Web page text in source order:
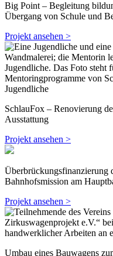
Big Point – Begleitung
Übergang von Schule und
Projekt ansehen >
SchlauFox – Renovierung
Ausstattung
Projekt ansehen >
Überbrückungsfinanzierung
Bahnhofsmission am
Projekt ansehen >
Umbau eines Bauwagens